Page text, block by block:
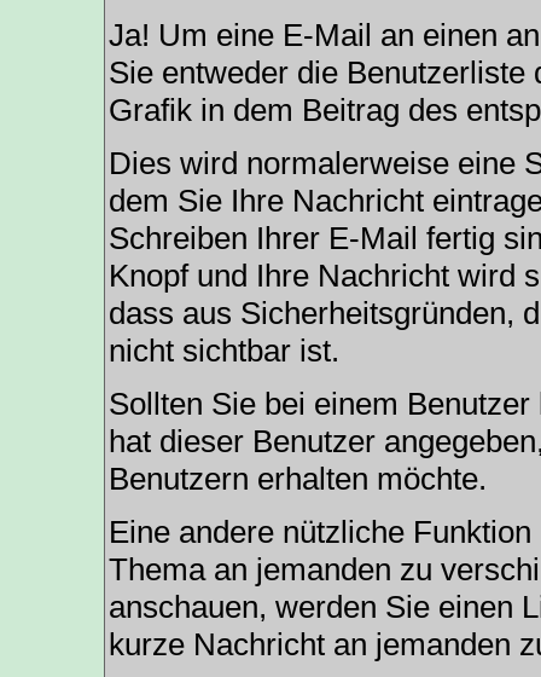
Ja! Um eine E-Mail an einen
Sie entweder die Benutzerliste
Grafik in dem Beitrag des
Dies wird normalerweise eine
dem Sie Ihre Nachricht
Schreiben Ihrer E-Mail fertig
Knopf und Ihre Nachricht wird
dass aus Sicherheitsgründen,
nicht sichtbar ist.
Sollten Sie bei einem
hat dieser Benutzer
Benutzern erhalten möchte.
Eine andere nützliche
Thema an jemanden zu
anschauen, werden Sie einen
kurze Nachricht an jemanden